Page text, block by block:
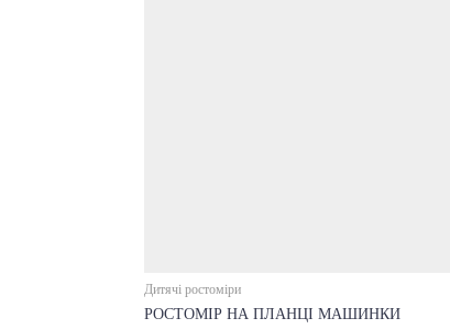
Дитячі ростоміри
РОСТОМІР НА ПЛАНЦІ МАШИНКИ